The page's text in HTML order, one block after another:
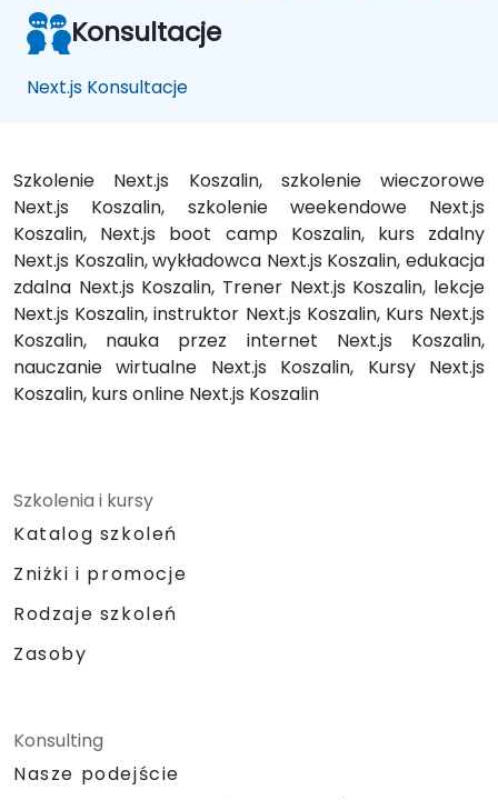
Konsultacje
Next.js Konsultacje
Szkolenie Next.js Koszalin, szkolenie wieczorowe
Next.js Koszalin, szkolenie weekendowe Next.js
Koszalin, Next.js boot camp Koszalin, kurs zdalny
Next.js Koszalin, wykładowca Next.js Koszalin, edukacja
zdalna Next.js Koszalin, Trener Next.js Koszalin, lekcje
Next.js Koszalin, instruktor Next.js Koszalin, Kurs Next.js
Koszalin, nauka przez internet Next.js Koszalin,
nauczanie wirtualne Next.js Koszalin, Kursy Next.js
Koszalin, kurs online Next.js Koszalin
Szkolenia i kursy
Katalog szkoleń
Zniżki i promocje
Rodzaje szkoleń
Zasoby
Konsulting
Nasze podejście